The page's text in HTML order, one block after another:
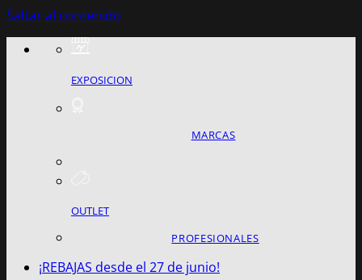
Saltar al contenido
EXPOSICION
MARCAS
OUTLET
PROFESIONALES
¡REBAJAS desde el 27 de junio!